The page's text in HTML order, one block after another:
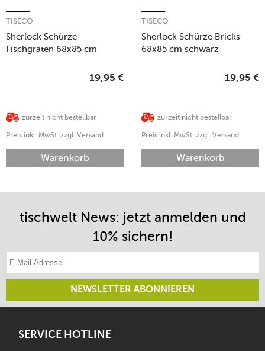
Sherlock Schürze
Fischgräten 68x85 cm
TISECO
zurzeit nicht bestellbar
19,95 €
Preis inkl. MwSt. zzgl. Versand
Warenkorb
Sherlock Schürze Bricks
68x85 cm schwarz
TISECO
zurzeit nicht bestellbar
19,95 €
Preis inkl. MwSt. zzgl. Versand
Warenkorb
tischwelt News: jetzt anmelden und
10% sichern!
E-Mail-Adresse eintragen
NEWSLETTER ABONNIEREN
SERVICE HOTLINE